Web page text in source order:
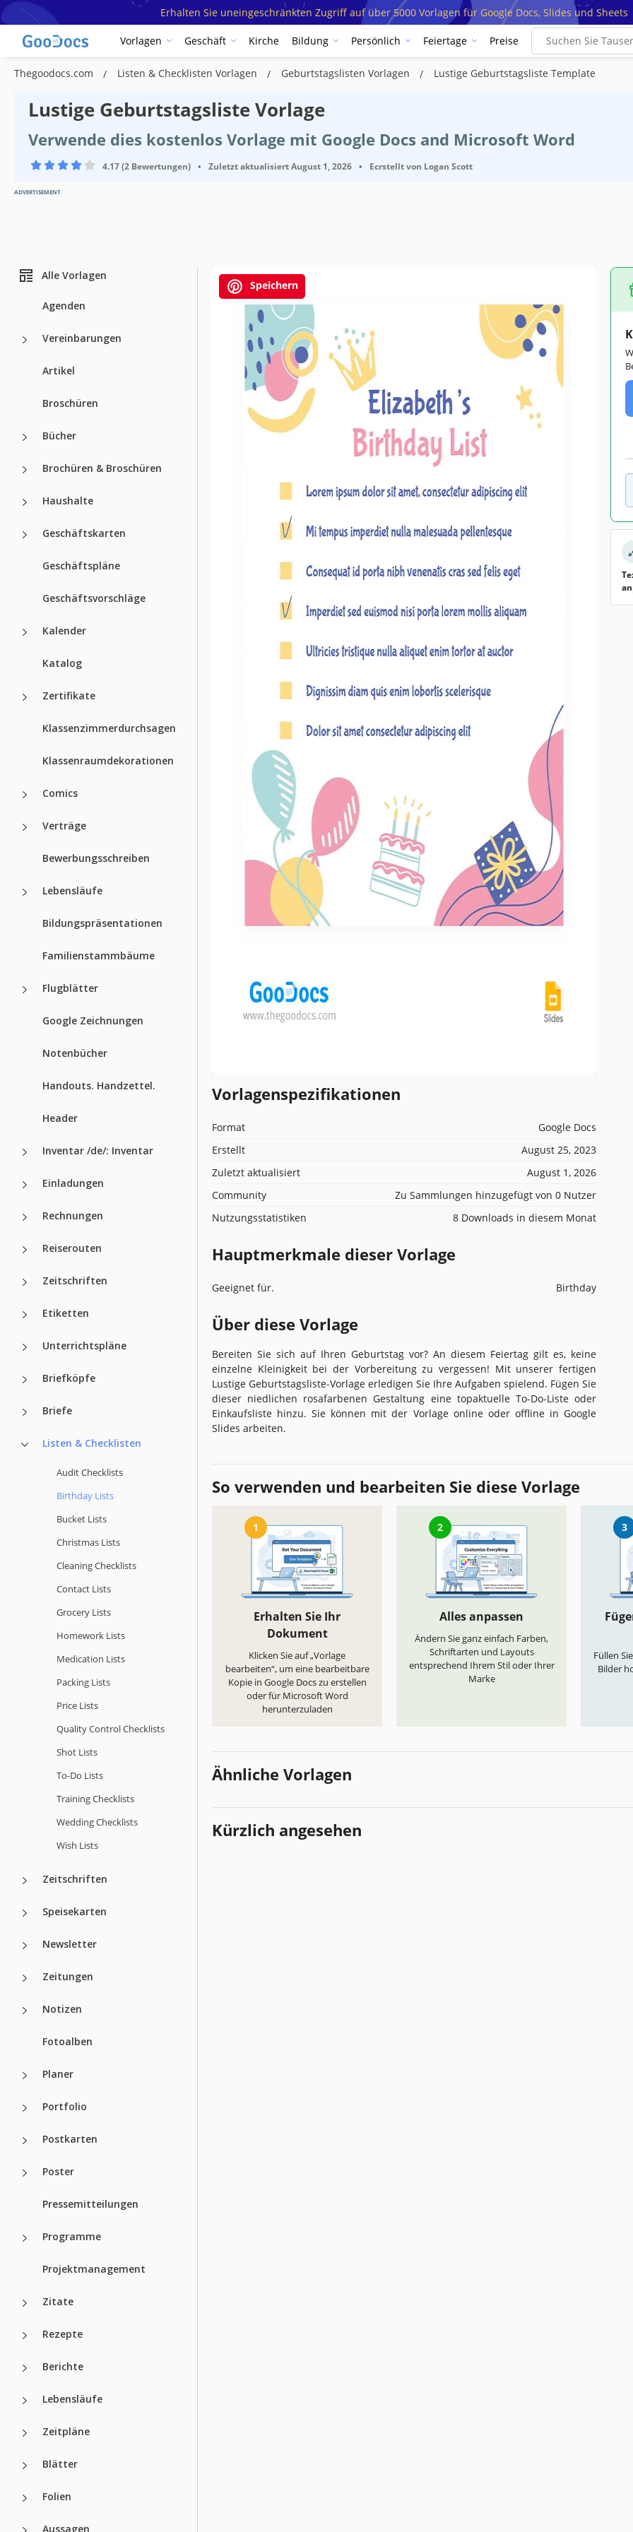
Erhalten Sie uneingeschränkten Zugriff auf über 5000 Vorlagen für Google Docs, Slides und Sheets
Vorlagen Geschäft Kirche Bildung Persönlich Feiertage Preise
Thegoodocs.com Listen & Checklisten Vorlagen Geburtstagslisten Vorlagen Lustige Geburtstagsliste Template
Lustige Geburtstagsliste Vorlage
Verwende dies kostenlos Vorlage mit Google Docs and Microsoft Word
4.17 (2 Bewertungen) • Zuletzt aktualisiertAugust 1, 2026 • Ecrstellt von Logan Scott
ADVERTISEMENT
Alle Vorlagen
Agenden
Vereinbarungen
Artikel
Broschüren
Bücher
Brochüren & Broschüren
Haushalte
Geschäftskarten
Geschäftspläne
Geschäftsvorschläge
Kalender
Katalog
Zertifikate
Klassenzimmerdurchsagen
Klassenraumdekorationen
Comics
Verträge
Bewerbungsschreiben
Lebensläufe
Bildungspräsentationen
Familienstammbäume
Flugblätter
Google Zeichnungen
Notenbücher
Handouts. Handzettel.
Header
Inventar /de/: Inventar
Einladungen
Rechnungen
Reiserouten
Zeitschriften
Etiketten
Unterrichtspläne
Briefköpfe
Briefe
Listen & Checklisten
Audit Checklists
Birthday Lists
Bucket Lists
Christmas Lists
Cleaning Checklists
Contact Lists
Grocery Lists
Homework Lists
Medication Lists
Packing Lists
Price Lists
Quality Сontrol Checklists
Shot Lists
To-Do Lists
Training Checklists
Wedding Checklists
Wish Lists
Zeitschriften
Speisekarten
Newsletter
Zeitungen
Notizen
Fotoalben
Planer
Portfolio
Postkarten
Poster
Pressemitteilungen
Programme
Projektmanagement
Zitate
Rezepte
Berichte
Lebensläufe
Zeitpläne
Blätter
Folien
Aussagen
Speichern
Vorlagenspezifikationen
Format
Google Docs
Erstellt
August 25, 2023
Zuletzt aktualisiert
August 1, 2026
Community
Zu Sammlungen hinzugefügt von 0 Nutzer
Nutzungsstatistiken
8 Downloads in diesem Monat
Hauptmerkmale dieser Vorlage
Geeignet für. Birthday
Über diese Vorlage
Bereiten Sie sich auf Ihren Geburtstag vor? An diesem Feiertag gilt es, keine
einzelne Kleinigkeit bei der Vorbereitung zu vergessen! Mit unserer fertigen
Lustige Geburtstagsliste-Vorlage erledigen Sie Ihre Aufgaben spielend. Fügen Sie
dieser niedlichen rosafarbenen Gestaltung eine topaktuelle To-Do-Liste oder
Einkaufsliste hinzu. Sie können mit der Vorlage online oder offline in Google
Slides arbeiten.
So verwenden und bearbeiten Sie diese Vorlage
1
Erhalten Sie Ihr
Dokument
Klicken Sie auf „Vorlage
bearbeiten“, um eine bearbeitbare
Kopie in Google Docs zu erstellen
oder für Microsoft Word
herunterzuladen
2
Alles anpassen
Ändern Sie ganz einfach Farben,
Schriftarten und Layouts
entsprechend Ihrem Stil oder Ihrer
Marke
3
Füllen
Bilder
Ähnliche Vorlagen
Kürzlich angesehen